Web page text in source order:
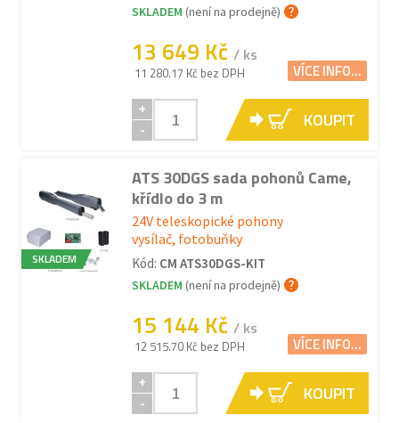
SKLADEM (není na prodejně)
13 649 Kč / ks
11 280.17 Kč bez DPH VÍCE INFO...
+
-
KOUPIT
SKLADEM
ATS 30DGS sada pohonů Came,
křídlo do 3 m
24V teleskopické pohony
vysílač, fotobuňky
Kód: CM ATS30DGS-KIT
SKLADEM (není na prodejně)
15 144 Kč / ks
12 515.70 Kč bez DPH VÍCE INFO...
+
-
KOUPIT